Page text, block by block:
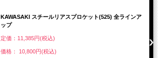
KAWASAKI スチールリアスプロケット(525) 全ラインア
ップ
定価：11,385円(税込)
価格： 10,800円(税込)